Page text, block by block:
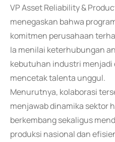
VP Asset Reliability &
menegaskan bahwa
komitmen perusahaan
Ia menilai keterhubungan
kebutuhan industri menjadi
mencetak talenta unggul.
Menurutnya, kolaborasi
menjawab dinamika sektor
berkembang sekaligus
produksi nasional dan